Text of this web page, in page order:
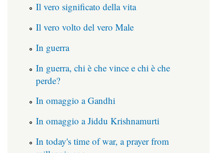
Il vero significato della vita
Il vero volto del vero Male
In guerra
In guerra, chi è che vince e chi è che
perde?
In omaggio a Gandhi
In omaggio a Jiddu Krishnamurti
In today's time of war, a prayer from